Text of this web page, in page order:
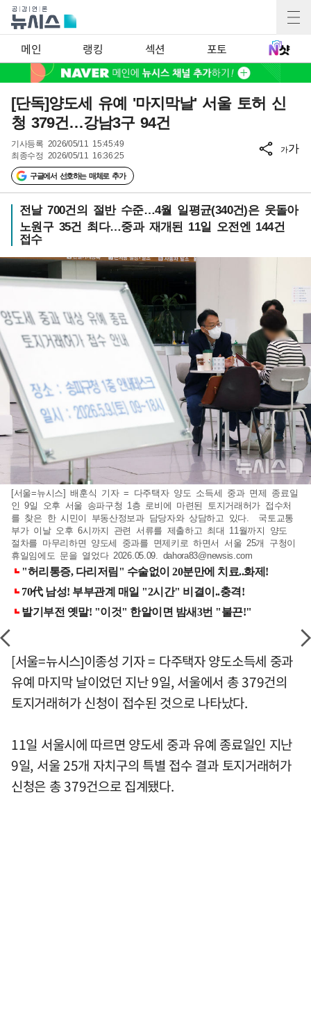
메인 랭킹 섹션 포토
[단독]양도세 유예 '마지막날' 서울 토허 신
청 379건…강남3구 94건
기사등록 2026/05/11 15:45:49
최종수정 2026/05/11 16:36:25
구글에서 선호하는 매체로 추가
가가
전날 700건의 절반 수준…4월 일평균(340건)은 웃돌아
노원구 35건 최다…중과 재개된 11일 오전엔 144건
접수
[서울=뉴시스] 배훈식 기자 = 다주택자 양도 소득세 중과 면제 종료일
인 9일 오후 서울 송파구청 1층 로비에 마련된 토지거래허가 접수처
를 찾은 한 시민이 부동산정보과 담당자와 상담하고 있다. 국토교통
부가 이날 오후 6시까지 관련 서류를 제출하고 최대 11월까지 양도
절차를 마무리하면 양도세 중과를 면제키로 하면서 서울 25개 구청이
휴일임에도 문을 열었다 2026.05.09. dahora83@newsis.com
[서울=뉴시스]이종성 기자 = 다주택자 양도소득세 중과
유예 마지막 날이었던 지난 9일, 서울에서 총 379건의
토지거래허가 신청이 접수된 것으로 나타났다.
11일 서울시에 따르면 양도세 중과 유예 종료일인 지난
9일, 서울 25개 자치구의 특별 접수 결과 토지거래허가
신청은 총 379건으로 집계됐다.